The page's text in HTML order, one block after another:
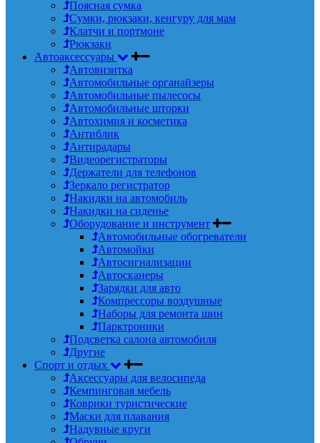
Поясная сумка
Сумки, рюкзаки, кенгуру для мам
Клатчи и портмоне
Рюкзаки
Автоаксессуары
Автовизитка
Автомобильные органайзеры
Автомобильные пылесосы
Автомобильные шторки
Автохимия и косметика
Антиблик
Антирадары
Видеорегистраторы
Держатели для телефонов
Зеркало регистратор
Накидки на автомобиль
Накидки на сиденье
Оборудование и инструмент
Автомобильные обогреватели
Автомойки
Автосигнализации
Автосканеры
Зарядки для авто
Компрессоры воздушные
Наборы для ремонта шин
Парктроники
Подсветка салона автомобиля
Другие
Спорт и отдых
Аксессуары для велосипеда
Кемпинговая мебель
Коврики туристические
Маски для плавания
Надувные круги